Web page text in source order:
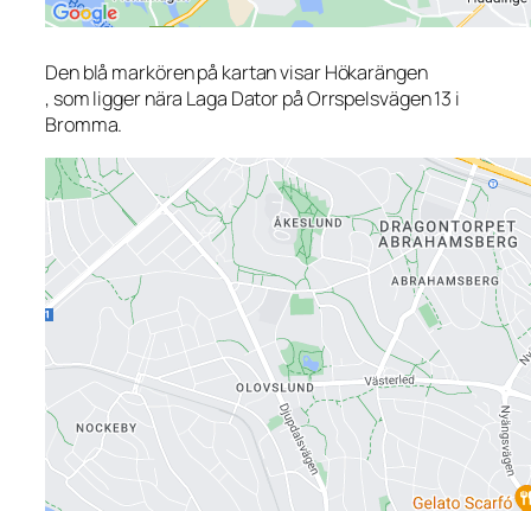
Den blå markören på kartan visar Hökarängen
, som ligger nära Laga Dator på Orrspelsvägen 13 i
Bromma.